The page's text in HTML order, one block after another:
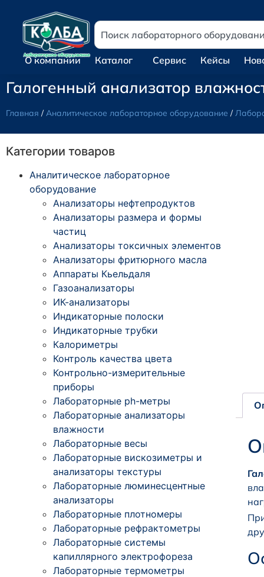
О компании Каталог Сервис Кейсы
Галогенный анализатор
Главная /Аналитическое лабораторное оборудование /
Категории товаров
Аналитическое лабораторное
оборудование
Анализаторы нефтепродуктов
Анализаторы размера и формы
частиц
Анализаторы токсичных элементов
Анализаторы фритюрного масла
Аппараты Кьельдаля
Газоанализаторы
ИК-анализаторы
Индикаторные полоски
Индикаторные трубки
Калориметры
Контроль качества цвета
Контрольно-измерительные
приборы
Лабораторные ph-метры
Лабораторные анализаторы
влажности
Лабораторные весы
Лабораторные вискозиметры и
анализаторы текстуры
Лабораторные люминесцентные
анализаторы
Лабораторные плотномеры
Лабораторные рефрактометры
Лабораторные системы
капиллярного электрофореза
Лабораторные термометры